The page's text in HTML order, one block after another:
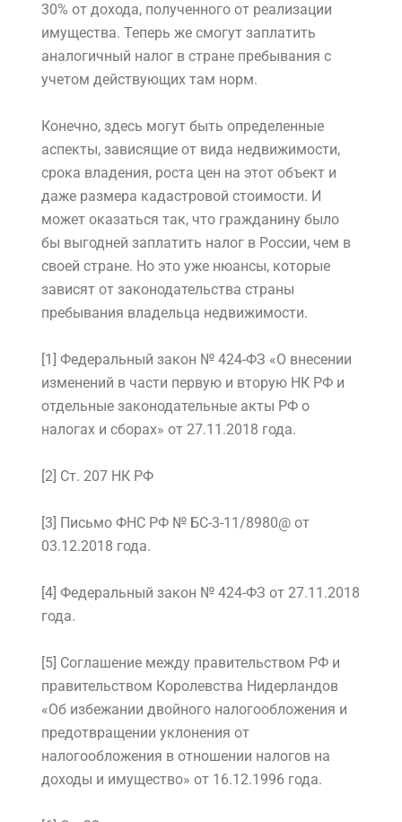
30% от дохода, полученного от реализации
имущества. Теперь же смогут заплатить
аналогичный налог в стране пребывания с
учетом действующих там норм.
Конечно, здесь могут быть определенные
аспекты, зависящие от вида недвижимости,
срока владения, роста цен на этот объект и
даже размера кадастровой стоимости. И
может оказаться так, что гражданину было
бы выгодней заплатить налог в России, чем в
своей стране. Но это уже нюансы, которые
зависят от законодательства страны
пребывания владельца недвижимости.
[1] Федеральный закон № 424-ФЗ «О внесении
изменений в части первую и вторую НК РФ и
отдельные законодательные акты РФ о
налогах и сборах» от 27.11.2018 года.
[2] Ст. 207 НК РФ
[3] Письмо ФНС РФ № БС-3-11/8980@ от
03.12.2018 года.
[4] Федеральный закон № 424-ФЗ от 27.11.2018
года.
[5] Соглашение между правительством РФ и
правительством Королевства Нидерландов
«Об избежании двойного налогообложения и
предотвращении уклонения от
налогообложения в отношении налогов на
доходы и имущество» от 16.12.1996 года.